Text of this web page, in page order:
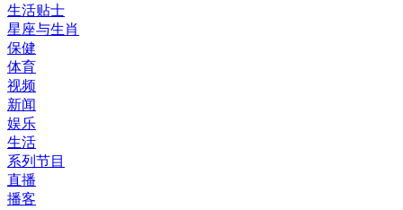
生活贴士
星座与生肖
保健
体育
视频
新闻
娱乐
生活
系列节目
直播
播客